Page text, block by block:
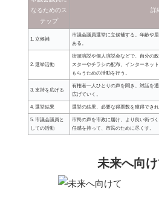
なるためのス
テップ
詳
1. 立候補
市議会議員選挙に立候補する。年齢や
ある。
2. 選挙活動
街頭演説や個人演説会などで、自分の
スターやチラシの配布、インターネッ
もらうための活動を行う。
3. 支持を広げる
有権者一人ひとりの声を聞き、対話を
広げていく。
4. 選挙結果 選挙の結果、必要な得票数を獲得でき
5. 市議会議員と
しての活動
市民の声を市政に届け、より良い街づ
任感を持って、市民のために尽くす。
未来へ向